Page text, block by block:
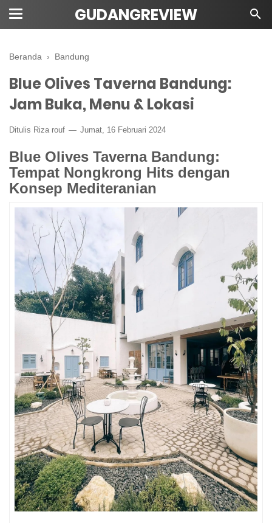
GUDANGREVIEW
Beranda › Bandung
Blue Olives Taverna Bandung:
Jam Buka, Menu & Lokasi
Ditulis Riza rouf Jumat, 16 Februari 2024
Blue Olives Taverna Bandung:
Tempat Nongkrong Hits dengan
Konsep Mediteranian